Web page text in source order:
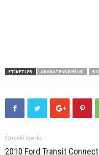
ETIKETLER ARABATEKNIKBILGI
Önceki İçerik
2010 Ford Transit Connect